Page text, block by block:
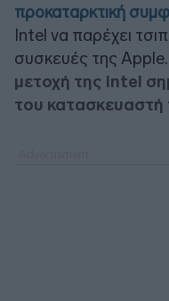
προκαταρκτική
Intel να παρέχει
συσκευές της
μετοχή της Intel
του